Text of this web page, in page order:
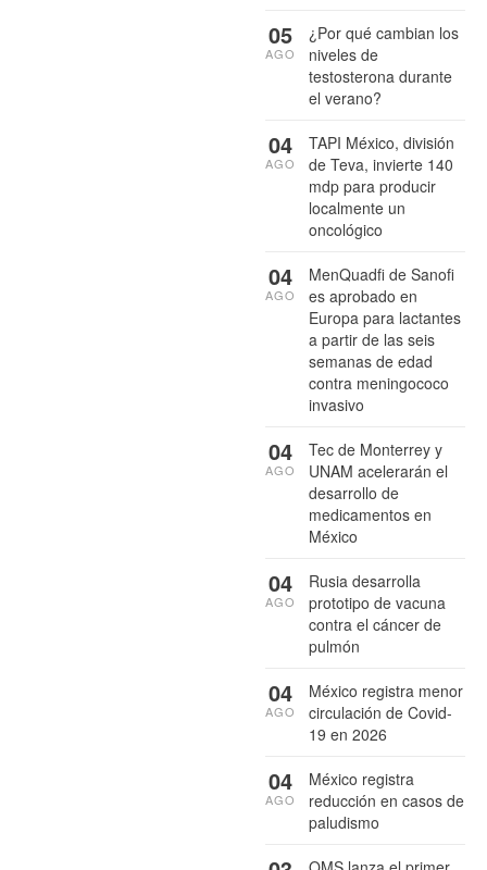
¿Por qué cambian los
niveles de
testosterona durante
el verano?
05
AGO
TAPI México, división
de Teva, invierte 140
mdp para producir
localmente un
oncológico
04
AGO
MenQuadfi de Sanofi
es aprobado en
Europa para lactantes
a partir de las seis
semanas de edad
contra meningococo
invasivo
04
AGO
Tec de Monterrey y
UNAM acelerarán el
desarrollo de
medicamentos en
México
04
AGO
Rusia desarrolla
prototipo de vacuna
contra el cáncer de
pulmón
04
AGO
México registra menor
circulación de Covid-
19 en 2026
04
AGO
México registra
reducción en casos de
paludismo
04
AGO